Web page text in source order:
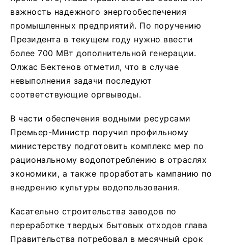
важность надежного энергообеспечения
промышленных предприятий. По поручению
Президента в текущем году нужно ввести
более 700 МВт дополнительной генерации.
Олжас Бектенов отметил, что в случае
невыполнения задачи последуют
соответствующие оргвыводы.
В части обеспечения водными ресурсами
Премьер-Министр поручил профильному
министерству подготовить комплекс мер по
рациональному водопотреблению в отраслях
экономики, а также проработать кампанию по
внедрению культуры водопользования.
Касательно строительства заводов по
переработке твердых бытовых отходов глава
Правительства потребовал в месячный срок